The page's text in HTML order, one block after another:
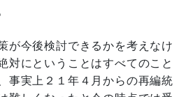
が今後検討できるかを考えなけ
対にということはすべてのこと
事実上２１年４月からの再編統